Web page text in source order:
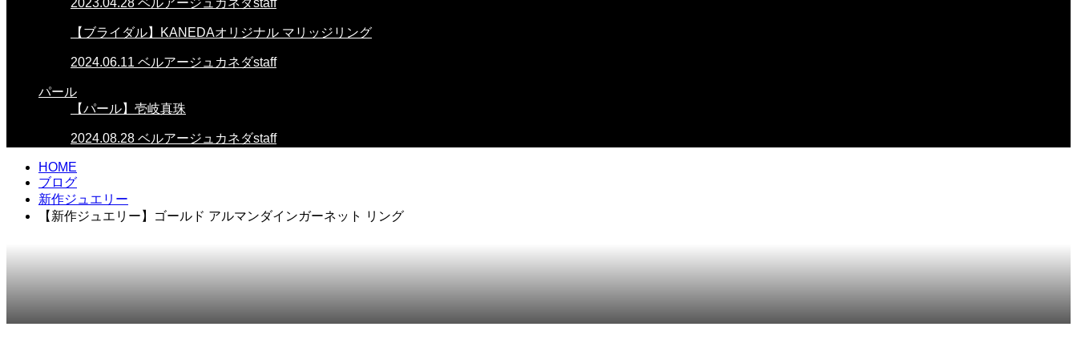
2023.04.28 ベルアージュカネダstaff
【ブライダル】KANEDAオリジナル マリッジリング
2024.06.11 ベルアージュカネダstaff
パール
【パール】壱岐真珠
2024.08.28 ベルアージュカネダstaff
HOME
ブログ
新作ジュエリー
【新作ジュエリー】ゴールド アルマンダインガーネット リング